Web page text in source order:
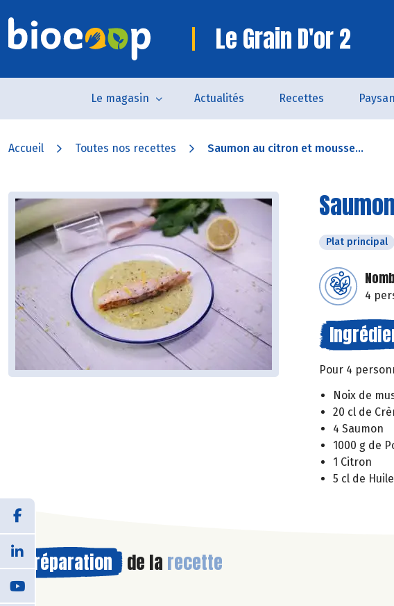
Le Grain D'or 2
Le magasin Actualités Recettes
Accueil Toutes nos recettes Saumon au citron et mousse...
Plat principal
4
Pour 4
Noix de
20 cl de
4 Saumon
1000 g de
1 Citron
5 cl de
Préparation de la recette